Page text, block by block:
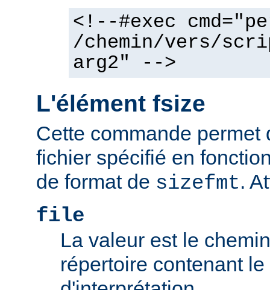
<!--#exec
/chemin/vers/
arg2" -->
L'élément fsize
Cette commande permet
fichier spécifié en
de format de sizefmt.
file
La valeur est le
répertoire contenant